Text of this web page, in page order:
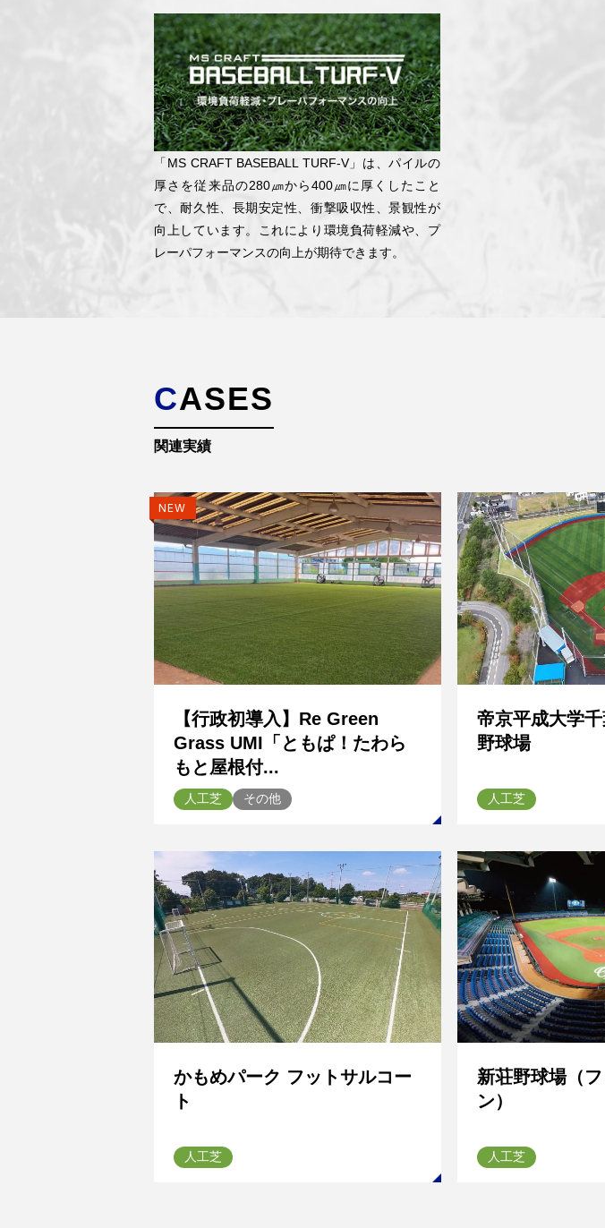
「MS CRAFT BASEBALL TURF-V」は、パイルの
厚さを従来品の280㎛から400㎛に厚くしたこと
で、耐久性、長期安定性、衝撃吸収性、景観性が
向上しています。これにより環境負荷軽減や、プ
レーパフォーマンスの向上が期待できます。
CASES
関連実績
NEW
【行政初導入】Re Green
Grass UMI「ともぱ！たわら
もと屋根付...
人工芝 その他
帝京平成大学
野球場
人工芝
かもめパーク フットサルコー
ト
人工芝
新荘野球場（
ン）
人工芝